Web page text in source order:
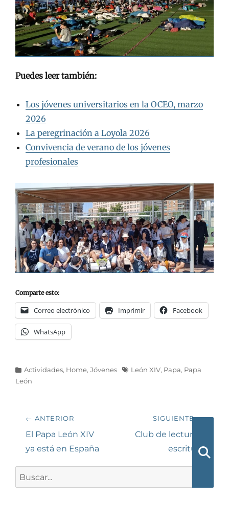
Puedes leer también:
Los jóvenes universitarios en la OCEO, marzo
2026
La peregrinación a Loyola 2026
Convivencia de verano de los jóvenes
profesionales
Comparte esto:
Correo electrónico Imprimir Facebook
WhatsApp
Categorías
Actividades, Home, Jóvenes Etiquetas
León XIV, Papa, Papa
León
Navegación
de
entradas
← ANTERIOR
Entrada
anterior:
El Papa León XIV
ya está en España
SIGUIENTE →
Siguiente
Club de lectura y
escritura